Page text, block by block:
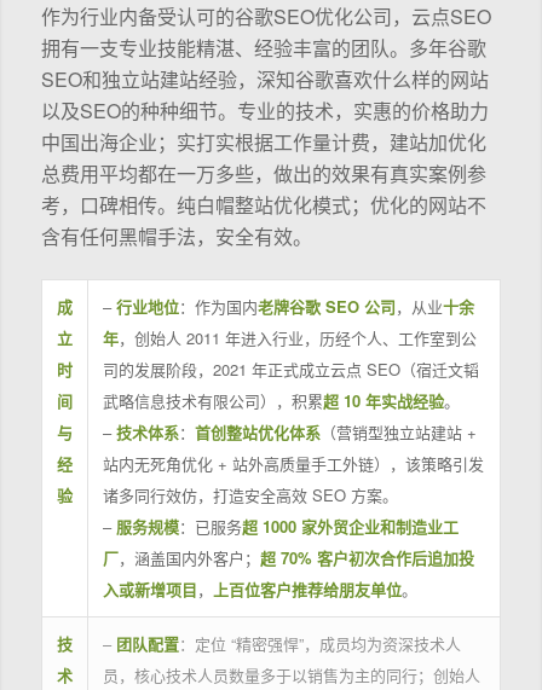
作为行业内备受认可的谷歌SEO优化公司，云点SEO
拥有一支专业技能精湛、经验丰富的团队。多年谷歌
SEO和独立站建站经验，深知谷歌喜欢什么样的网站
以及SEO的种种细节。专业的技术，实惠的价格助力
中国出海企业；实打实根据工作量计费，建站加优化
总费用平均都在一万多些，做出的效果有真实案例参
考，口碑相传。纯白帽整站优化模式；优化的网站不
含有任何黑帽手法，安全有效。
成
立
时
间
与
经
验
–行业地位：作为国内老牌谷歌 SEO 公司，从业十余
年，创始人 2011 年进入行业，历经个人、工作室到公
司的发展阶段，2021 年正式成立云点 SEO（宿迁文韬
武略信息技术有限公司），积累超 10 年实战经验。
–技术体系： 首创整站优化体系（营销型独立站建站 +
站内无死角优化 + 站外高质量手工外链），该策略引发
诸多同行效仿，打造安全高效 SEO 方案。
– 服务规模：已服务超 1000 家外贸企业和制造业工
厂，涵盖国内外客户； 超 70% 客户初次合作后追加投
入或新增项目， 上百位客户推荐给朋友单位。
技
术
– 团队配置：定位 “精密强悍”，成员均为资深技术人
员，核心技术人员数量多于以销售为主的同行；创始人